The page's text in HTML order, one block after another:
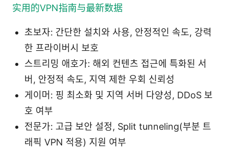
实用的VPN指南与最新数据
초보자: 간단한 설치와 사용, 안정적인 속도, 강력
한 프라이버시 보호
스트리밍 애호가: 해외 컨텐츠 접근에 특화된 서
버, 안정적 속도, 지역 제한 우회 신뢰성
게이머: 핑 최소화 및 지역 서버 다양성, DDoS 보
호 여부
전문가: 고급 보안 설정, Split tunneling(부분 트
래픽 VPN 적용) 지원 여부